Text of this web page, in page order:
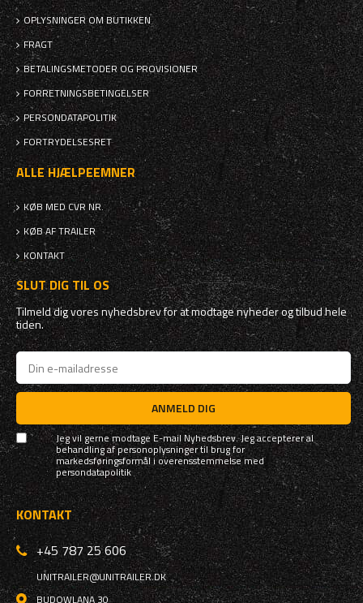
OPLYSNINGER OM BUTIKKEN
FRAGT
BETALINGSMETODER OG PROVISIONER
FORRETNINGSBETINGELSER
PERSONDATAPOLITIK
FORTRYDELSESRET
ALLE HJÆLPEEMNER
KØB MED CVR NR.
KØB AF TRAILER
KONTAKT
SLUT DIG TIL OS
Tilmeld dig vores nyhedsbrev for at modtage nyheder og tilbud hele
tiden.
ANMELD DIG
Jeg vil gerne modtage E-mail Nyhedsbrev. Jeg accepterer al
behandling af personoplysninger til brug for
markedsføringsformål i overensstemmelse med
persondatapolitik
KONTAKT
+45 787 25 606
UNITRAILER@UNITRAILER.DK
BUDOWLANA 30